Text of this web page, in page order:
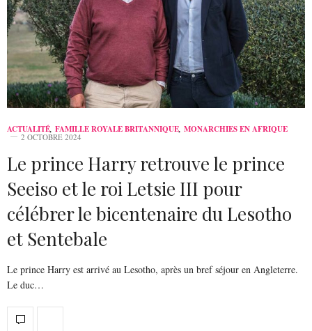
ACTUALITÉ, FAMILLE ROYALE BRITANNIQUE, MONARCHIES EN AFRIQUE
2 OCTOBRE 2024
Le prince Harry retrouve le prince
Seeiso et le roi Letsie III pour
célébrer le bicentenaire du Lesotho
et Sentebale
Le prince Harry est arrivé au Lesotho, après un bref séjour en Angleterre.
Le duc…